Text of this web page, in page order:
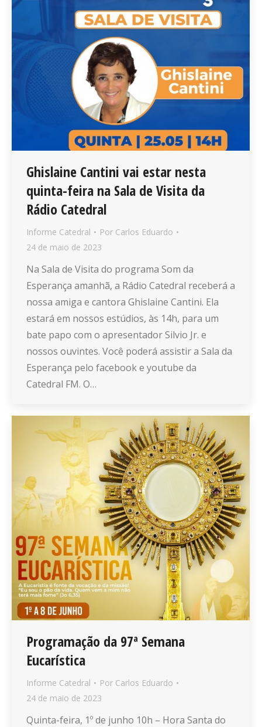
Ghislaine Cantini vai estar nesta
quinta-feira na Sala de Visita da
Rádio Catedral
Informe Catedral Por Carlos Eduardo
24 de maio de 2023
Na Sala de Visita do programa Som da
Esperança amanhã, a Rádio Catedral receberá a
nossa amiga e cantora Ghislaine Cantini. Ela
estará em nossos estúdios, às 14h, para um
bate papo com o apresentador Silvio Jr. e
nossos ouvintes. Você poderá assistir a Sala da
Esperança pelo facebook e youtube da
Catedral FM. O…
Programação da 97ª Semana
Eucarística
Informe Catedral Por Carlos Eduardo
24 de maio de 2023
Quinta-feira, 1º de junho 10h – Hora Santa do